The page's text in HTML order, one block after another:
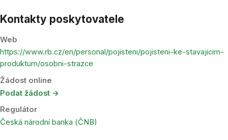
Kontakty poskytovatele
Web
https://www.rb.cz/en/personal/pojisteni/pojisteni-ke-stavajicim-
produktum/osobni-strazce
Žádost online
Podat žádost →
Regulátor
Česká národní banka (ČNB)